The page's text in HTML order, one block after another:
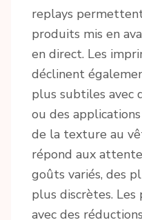
replays
produits mis en
en direct. Les
déclinent
plus subtiles avec
ou des
de la texture au
répond aux
goûts variés, des
plus discrètes.
avec des